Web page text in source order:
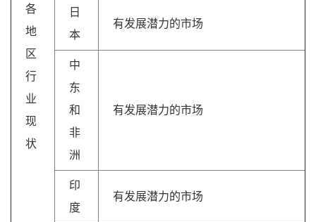
各
地
区
行
业
现
状
日
本
有发展潜力的市场
中
东
和
非
洲
有发展潜力的市场
印
度
有发展潜力的市场